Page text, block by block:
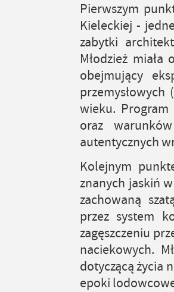
Pierwszym
Kieleckiej -
zabytki
Młodzież
obejmujący
wieku. Program
oraz
autentycznych
Kolejnym
znanych jaskiń
zachowaną
przez system
zagęszczeniu
naciekowych.
dotyczącą życia
epoki